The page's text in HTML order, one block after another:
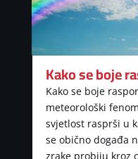
Kako se boje
Kako se boje
meteorološki
svjetlost rasprši u
se obično događa
zrake probiju kroz